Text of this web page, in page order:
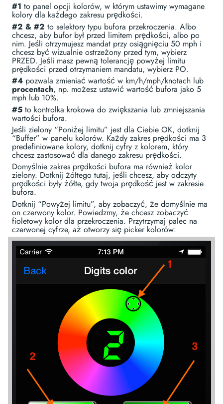
#1 to panel opcji kolorów, w którym ustawimy wymagane
kolory dla każdego zakresu prędkości.
#2 & #2 to selektory typu bufora przekroczenia. Albo
chcesz, aby bufor był przed limitem prędkości, albo po
nim. Jeśli otrzymujesz mandat przy osiągnięciu 50 mph i
chcesz być wizualnie ostrzeżony przed tym, wybierz
PRZED. Jeśli masz pewną tolerancję powyżej limitu
prędkości przed otrzymaniem mandatu, wybierz PO.
#4 pozwala zmieniać wartość w km/h/mph/knotach lub
procentach, np. możesz ustawić wartość bufora jako 5
mph lub 10%.
#5 to kontrolka krokowa do zwiększania lub zmniejszania
wartości bufora.
Jeśli zielony “Poniżej limitu” jest dla Ciebie OK, dotknij
“Buffer” w panelu kolorów. Każdy zakres prędkości ma 3
predefiniowane kolory, dotknij cyfry z kolorem, który
chcesz zastosować dla danego zakresu prędkości.
Domyślnie zakres prędkości bufora ma również kolor
zielony. Dotknij żółtego tutaj, jeśli chcesz, aby odczyty
prędkości były żółte, gdy twoja prędkość jest w zakresie
bufora.
Dotknij “Powyżej limitu”, aby zobaczyć, że domyślnie ma
on czerwony kolor. Powiedzmy, że chcesz zobaczyć
fioletowy kolor dla przekroczenia. Przytrzymaj palec na
czerwonej cyfrze, aż otworzy się picker kolorów: